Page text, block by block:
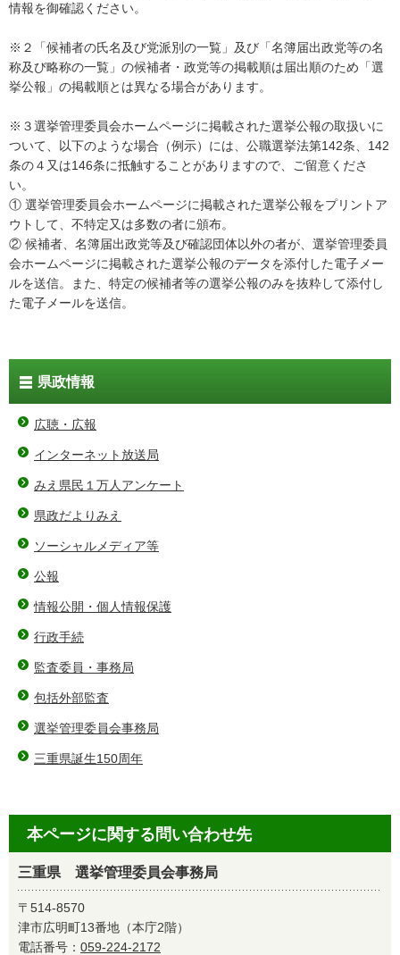
情報を御確認ください。
※２「候補者の氏名及び党派別の一覧」及び「名簿届出政党等の名
称及び略称の一覧」の候補者・政党等の掲載順は届出順のため「選
挙公報」の掲載順とは異なる場合があります。
※３選挙管理委員会ホームページに掲載された選挙公報の取扱いに
ついて、以下のような場合（例示）には、公職選挙法第142条、142
条の４又は146条に抵触することがありますので、ご留意くださ
い。
① 選挙管理委員会ホームページに掲載された選挙公報をプリントア
ウトして、不特定又は多数の者に頒布。
② 候補者、名簿届出政党等及び確認団体以外の者が、選挙管理委員
会ホームページに掲載された選挙公報のデータを添付した電子メー
ルを送信。また、特定の候補者等の選挙公報のみを抜粋して添付し
た電子メールを送信。
県政情報
広聴・広報
インターネット放送局
みえ県民１万人アンケート
県政だよりみえ
ソーシャルメディア等
公報
情報公開・個人情報保護
行政手続
監査委員・事務局
包括外部監査
選挙管理委員会事務局
三重県誕生150周年
本ページに関する問い合わせ先
三重県 選挙管理委員会事務局
〒514-8570
津市広明町13番地（本庁2階）
電話番号： 059-224-2172